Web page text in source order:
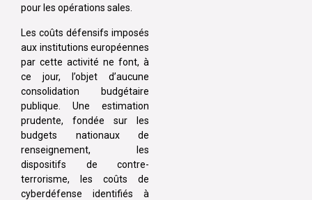
pour les opérations sales.
Les coûts défensifs imposés
aux institutions européennes
par cette activité ne font, à
ce jour, l’objet d’aucune
consolidation budgétaire
publique. Une estimation
prudente, fondée sur les
budgets nationaux de
renseignement, les
dispositifs de contre-
terrorisme, les coûts de
cyberdéfense identifiés à